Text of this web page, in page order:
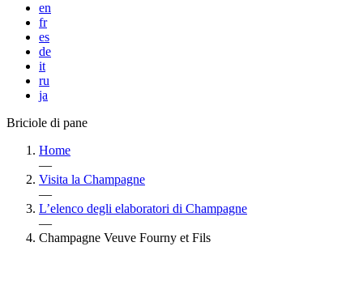
en
fr
es
de
it
ru
ja
Briciole di pane
Home
—
Visita la Champagne
—
L’elenco degli elaboratori di Champagne
—
Champagne Veuve Fourny et Fils